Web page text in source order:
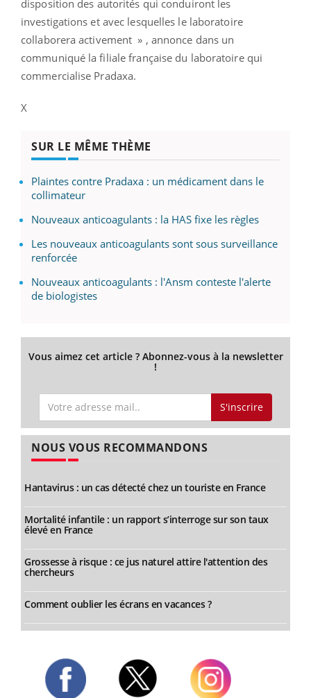
disposition des autorités qui conduiront les
investigations et avec lesquelles le laboratoire
collaborera activement » , annonce dans un
communiqué la filiale française du laboratoire qui
commercialise Pradaxa.
X
SUR LE MÊME THÈME
Plaintes contre Pradaxa : un médicament dans le
collimateur
Nouveaux anticoagulants : la HAS fixe les règles
Les nouveaux anticoagulants sont sous surveillance
renforcée
Nouveaux anticoagulants : l'Ansm conteste l'alerte
de biologistes
Vous aimez cet article ? Abonnez-vous à la newsletter
!
S'inscrire
NOUS VOUS RECOMMANDONS
Hantavirus : un cas détecté chez un touriste en France
Mortalité infantile : un rapport s’interroge sur son taux
élevé en France
Grossesse à risque : ce jus naturel attire l'attention des
chercheurs
Comment oublier les écrans en vacances ?